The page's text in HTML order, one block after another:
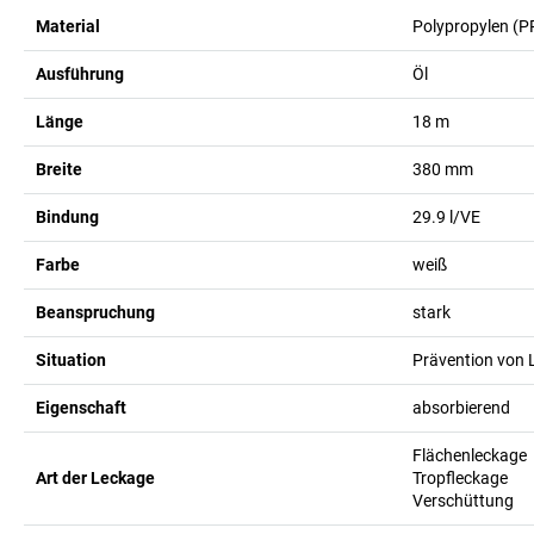
Material Polypropylen
Ausführung Öl
Länge 18 m
Breite 380 mm
Bindung 29.9 l/VE
Farbe weiß
Beanspruchung stark
Situation Prävention von
Eigenschaft absorbierend
Art der Leckage
Flächenleckage
Tropfleckage
Verschüttung